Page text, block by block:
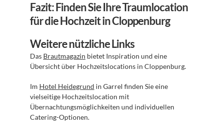
Fazit: Finden Sie Ihre Traumlocation
für die Hochzeit in Cloppenburg
Weitere nützliche Links
Das Brautmagazin bietet Inspiration und eine
Übersicht über Hochzeitslocations in Cloppenburg.
Im Hotel Heidegrund in Garrel finden Sie eine
vielseitige Hochzeitslocation mit
Übernachtungsmöglichkeiten und individuellen
Catering-Optionen.